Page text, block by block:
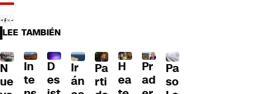
LEE TAMBIÉN
N
ue
In
te
D
es
Ir
án
Pa
rti
H
ea
Pr
ad
Pa
so